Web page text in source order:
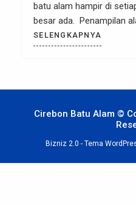
batu alam hampir di
besar ada. Penampilan
menarik perhatian dan
daerah tropis menjadi
tergantung […]
SELENGKAPNYA
Cirebon Batu Alam ©
Bizniz 2.0 - Tema